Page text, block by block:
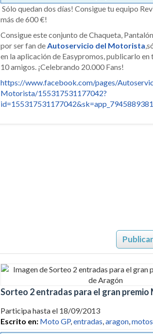
Sólo quedan dos días! Consigue tu equipo
más de 600 €!
Consigue este conjunto de Chaqueta,
por ser fan deAutoservicio del Motorista
en la aplicación de Easypromos, publicarlo en
10 amigos. ¡Celebrando 20.000 Fans!
https://www.facebook.com/pages/
Motorista/155317531177042?
Sorteo 2 entradas para el gran premio
Participa hasta el 18/09/2013
Escrito en: Moto GP,entradas,aragon,motos